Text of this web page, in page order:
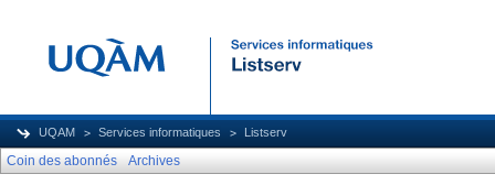
UQAM Services informatiques Listserv
Coin des abonnés Archives